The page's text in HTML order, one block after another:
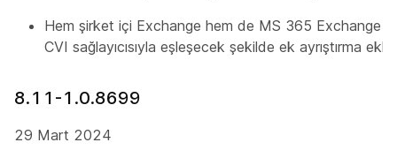
Hem şirket içi Exchange hem de MS 365 Exchange
CVI sağlayıcısıyla eşleşecek şekilde ek ayrıştırma
8.11-1.0.8699
29 Mart 2024